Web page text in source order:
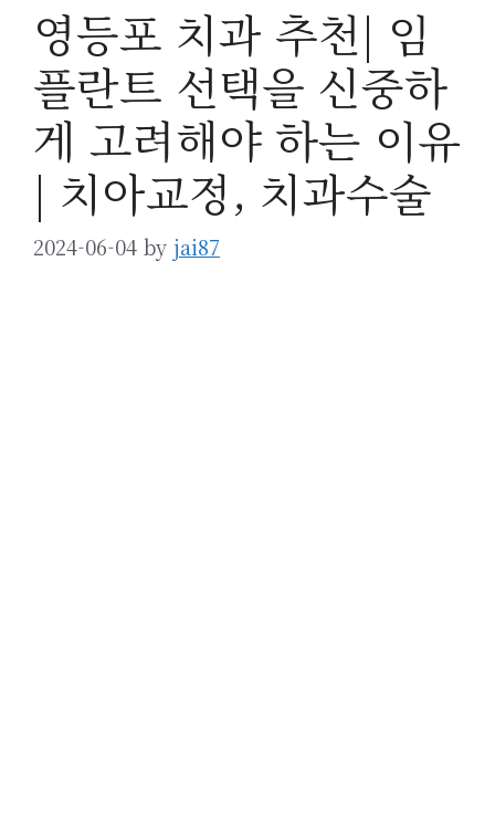
영등포 치과 추천| 임
플란트 선택을 신중하
게 고려해야 하는 이유
| 치아교정, 치과수술
2024-06-04 by jai87